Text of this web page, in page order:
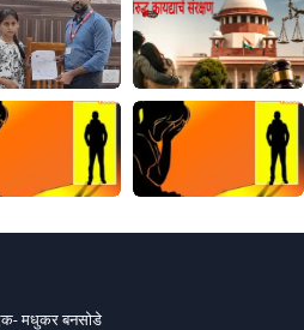
मधुकर बनसोडे